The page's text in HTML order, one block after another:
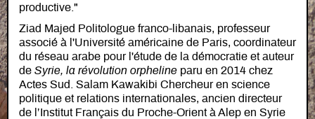
productive."
Ziad Majed Politologue franco-libanais, professeur
associé à l'Université américaine de Paris, coordinateur
du réseau arabe pour l'étude de la démocratie et auteur
de Syrie, la révolution orpheline paru en 2014 chez
Actes Sud. Salam Kawakibi Chercheur en science
politique et relations internationales, ancien directeur
de l’Institut Français du Proche-Orient à Alep en Syrie